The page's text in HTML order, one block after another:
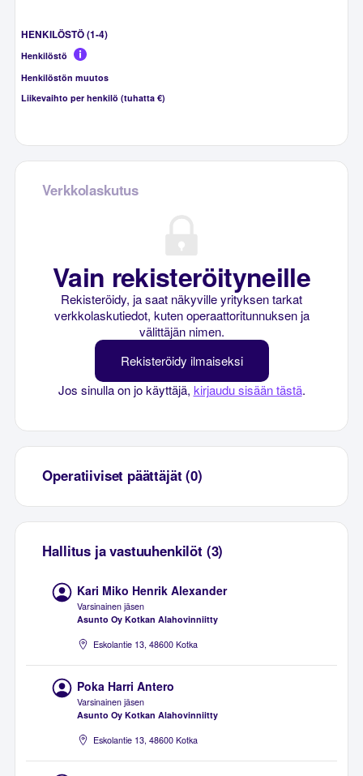
HENKILÖSTÖ (1-4)
Henkilöstö
Henkilöstön muutos
Liikevaihto per henkilö (tuhatta €)
Verkkolaskutus
Vain rekisteröityneille
Rekisteröidy, ja saat näkyville yrityksen tarkat
verkkolaskutiedot, kuten operaattoritunnuksen ja
välittäjän nimen.
Rekisteröidy ilmaiseksi
Jos sinulla on jo käyttäjä, kirjaudu sisään tästä.
Operatiiviset päättäjät (0)
Hallitus ja vastuuhenkilöt (3)
Kari Miko Henrik Alexander
Varsinainen jäsen
Asunto Oy Kotkan Alahovinniitty
Eskolantie 13, 48600 Kotka
Poka Harri Antero
Varsinainen jäsen
Asunto Oy Kotkan Alahovinniitty
Eskolantie 13, 48600 Kotka